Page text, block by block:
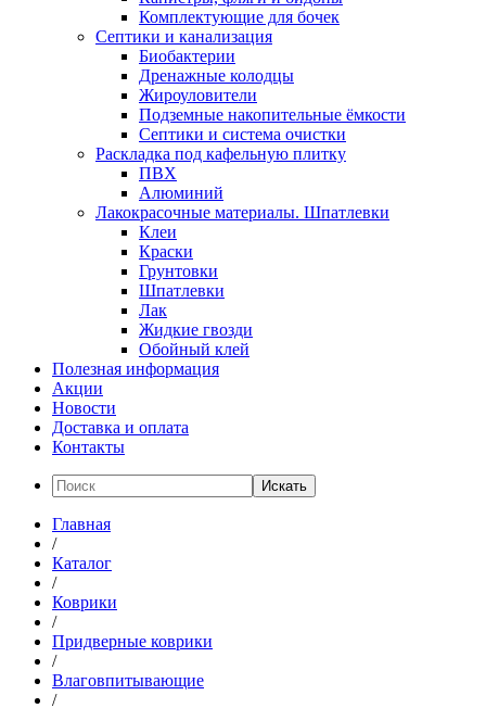
Комплектующие для бочек
Септики и канализация
Биобактерии
Дренажные колодцы
Жироуловители
Подземные накопительные ёмкости
Септики и система очистки
Раскладка под кафельную плитку
ПВХ
Алюминий
Лакокрасочные материалы. Шпатлевки
Клеи
Краски
Грунтовки
Шпатлевки
Лак
Жидкие гвозди
Обойный клей
Полезная информация
Акции
Новости
Доставка и оплата
Контакты
Искать
Главная
/
Каталог
/
Коврики
/
Придверные коврики
/
Влаговпитывающие
/